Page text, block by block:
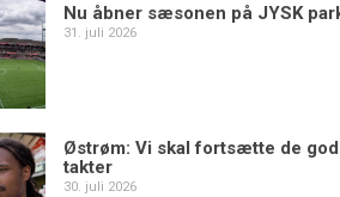
Nu åbner sæsonen på JYSK
31. juli 2026
Østrøm: Vi skal fortsætte de
takter
30. juli 2026